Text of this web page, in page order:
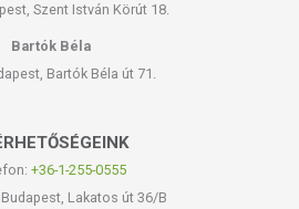
Szent István Körút 18.
Bartók Béla
Bartók Béla út 71.
+36-1-255-0555
Lakatos út 36/B